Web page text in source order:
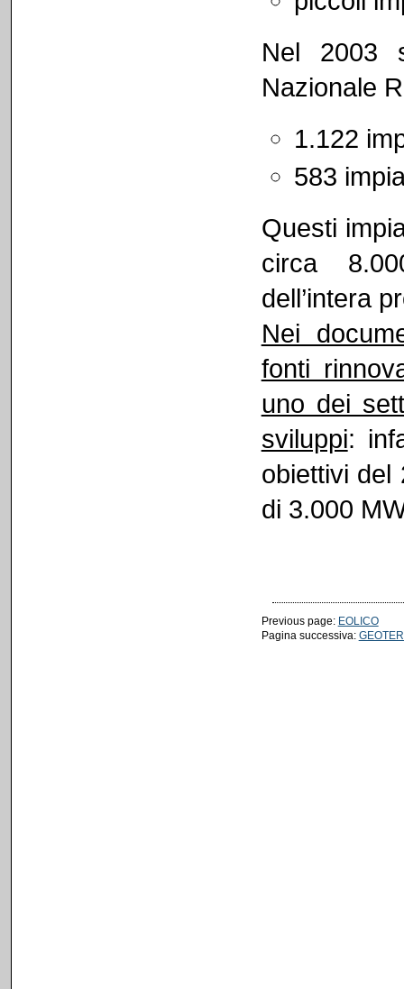
Nel 2003
Nazionale
1.122
583
Questi
circa
dell’intera
Nei
fonti
uno dei
sviluppi:
obiettivi del
di 3.000
Previous page: EOLICO
Pagina successiva: